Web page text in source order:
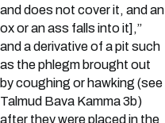
and does not cover it, and an
ox or an ass falls into it],”
and a derivative of a pit such
as the phlegm brought out
by coughing or hawking (see
Talmud Bava Kamma 3b)
after they were placed in the